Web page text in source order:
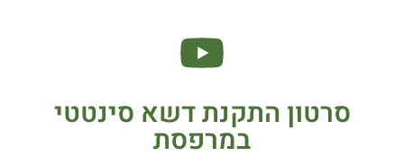
סרטון התקנת דשא סינטטי
במרפסת